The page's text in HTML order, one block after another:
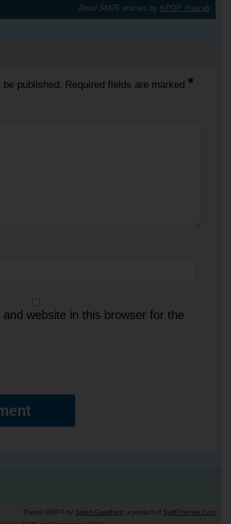
Read 34476 articles by KPOP Youzab
published. Required fields are marked *
website in this browser for the
Theme SWIFT by Satish Gandham , a product of SwiftThemes.Com